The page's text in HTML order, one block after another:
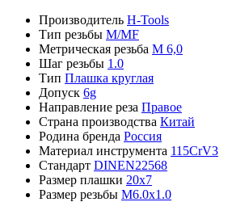
Производитель H-Tools
Тип резьбы M/MF
Метрическая резьба М 6,0
Шаг резьбы 1.0
Тип Плашка круглая
Допуск 6g
Направление реза Правое
Страна производства Китай
Родина бренда Россия
Материал инструмента 115CrV3
Стандарт DINEN22568
Размер плашки 20x7
Размер резьбы М6.0x1.0